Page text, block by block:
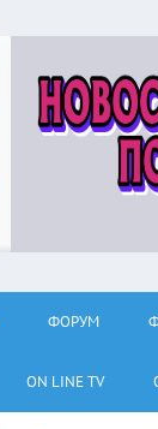
ФОРУМ
ON LINE TV